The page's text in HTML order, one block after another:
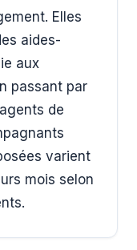
Elles
aides-
aux
passant par
de
varient
mois selon